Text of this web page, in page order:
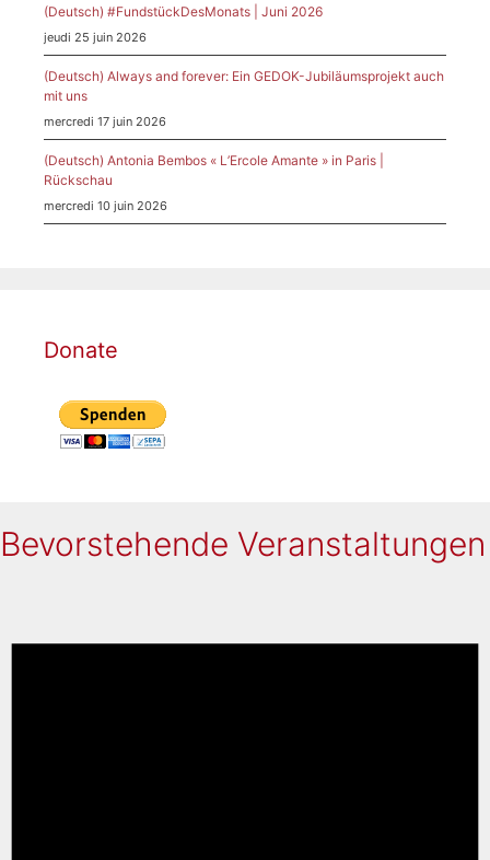
(Deutsch) #FundstückDesMonats | Juni 2026
jeudi 25 juin 2026
(Deutsch) Always and forever: Ein GEDOK-Jubiläumsprojekt auch
mit uns
mercredi 17 juin 2026
(Deutsch) Antonia Bembos « L’Ercole Amante » in Paris |
Rückschau
mercredi 10 juin 2026
Donate
Bevorstehende Veranstaltungen